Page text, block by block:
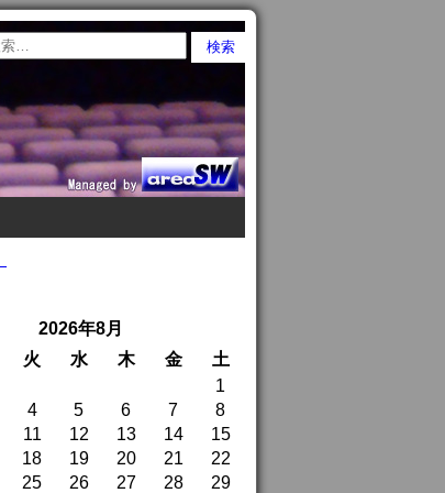
2026年8月
火 水 木 金
土
1
4 5 6 7
8
11 12 13 14
15
18 19 20 21
22
25 26 27 28 29